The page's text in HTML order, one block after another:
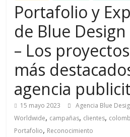
Revistas
de
Publicidad
en
Portafolio y
de Blue
– Los
más
agencia
15 mayo 2023 Agencia Blue
Worldwide, campañas, clientes,
Portafolio, Reconocimiento